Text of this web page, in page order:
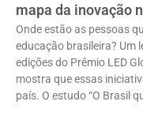
mapa da inovação
Onde estão as pessoas
educação brasileira? Um
edições do Prêmio LED
mostra que essas
país. O estudo “O Brasil